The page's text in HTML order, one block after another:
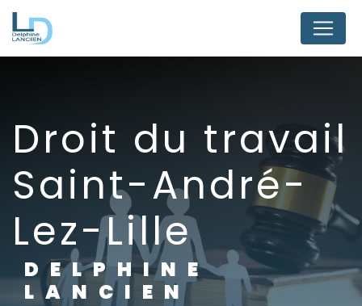
droit du travail
Saint-André-
Lez-Lille
DELPHINE
LANCIEN
Panneau de gestion des cookies